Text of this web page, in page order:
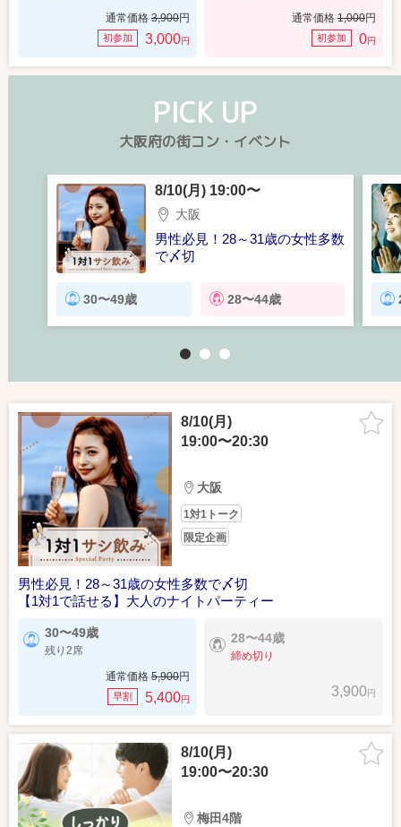
通常価格 3,900円
初参加 3,000円
通常価格 1,000円
初参加 0円
PICK UP
大阪府の街コン・イベント
8/10(月) 19:00〜
大阪
男性必見！28～31歳の女性多数
で〆切
パーティー
30〜49歳 28〜44歳
1 2 3
8/10(月)
19:00〜20:30
大阪
1対1トーク
限定企画
男性必見！28～31歳の女性多数で〆切
【1対1で話せる】大人のナイトパーティー
30〜49歳
残り2席
通常価格 5,900円
早割 5,400円
28〜44歳
締め切り
3,900円
8/10(月)
19:00〜20:30
梅田4階